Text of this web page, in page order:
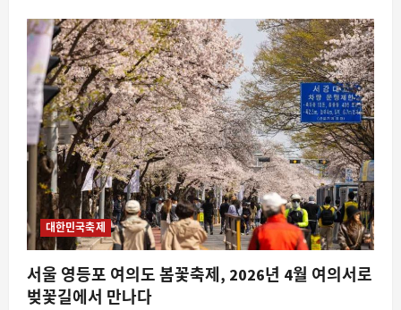
의
화
합,
2026
기
지
시
줄
다
리
기
축
제
안
내
에
대
해
더
어
보
기
대한민국축제
서울 영등포 여의도 봄꽃축제, 2026년 4월 여의서로
벚꽃길에서 만나다